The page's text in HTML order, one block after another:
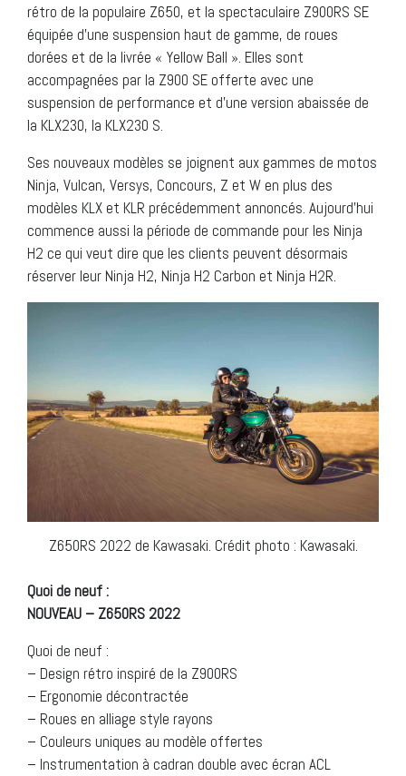
rétro de la populaire Z650, et la spectaculaire Z900RS SE
équipée d’une suspension haut de gamme, de roues
dorées et de la livrée « Yellow Ball ». Elles sont
accompagnées par la Z900 SE offerte avec une
suspension de performance et d’une version abaissée de
la KLX230, la KLX230 S.
Ses nouveaux modèles se joignent aux gammes de motos
Ninja, Vulcan, Versys, Concours, Z et W en plus des
modèles KLX et KLR précédemment annoncés. Aujourd’hui
commence aussi la période de commande pour les Ninja
H2 ce qui veut dire que les clients peuvent désormais
réserver leur Ninja H2, Ninja H2 Carbon et Ninja H2R.
Z650RS 2022 de Kawasaki. Crédit photo : Kawasaki.
Quoi de neuf :
NOUVEAU – Z650RS 2022
Quoi de neuf :
– Design rétro inspiré de la Z900RS
– Ergonomie décontractée
– Roues en alliage style rayons
– Couleurs uniques au modèle offertes
– Instrumentation à cadran double avec écran ACL